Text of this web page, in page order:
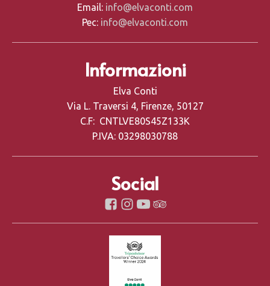
Email: info@elvaconti.com
Pec: info@elvaconti.com
Informazioni
Elva Conti
Via L. Traversi 4, Firenze, 50127
C.F: CNTLVE80S45Z133K
P.IVA: 03298030788
Social